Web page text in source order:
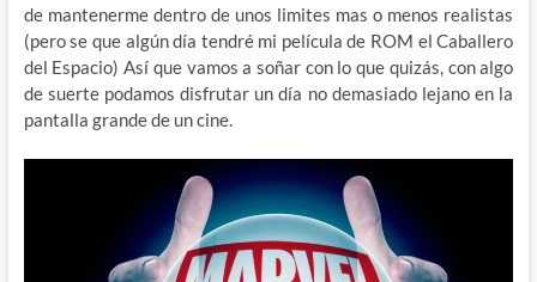
de mantenerme dentro de unos limites mas o menos realistas
(pero se que algún día tendré mi película de ROM el Caballero
del Espacio) Así que vamos a soñar con lo que quizás, con algo
de suerte podamos disfrutar un día no demasiado lejano en la
pantalla grande de un cine.